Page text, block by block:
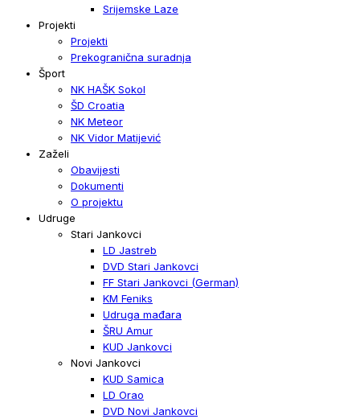
Srijemske Laze
Projekti
Projekti
Prekogranična suradnja
Šport
NK HAŠK Sokol
ŠD Croatia
NK Meteor
NK Vidor Matijević
Zaželi
Obavijesti
Dokumenti
O projektu
Udruge
Stari Jankovci
LD Jastreb
DVD Stari Jankovci
FF Stari Jankovci (German)
KM Feniks
Udruga mađara
ŠRU Amur
KUD Jankovci
Novi Jankovci
KUD Samica
LD Orao
DVD Novi Jankovci